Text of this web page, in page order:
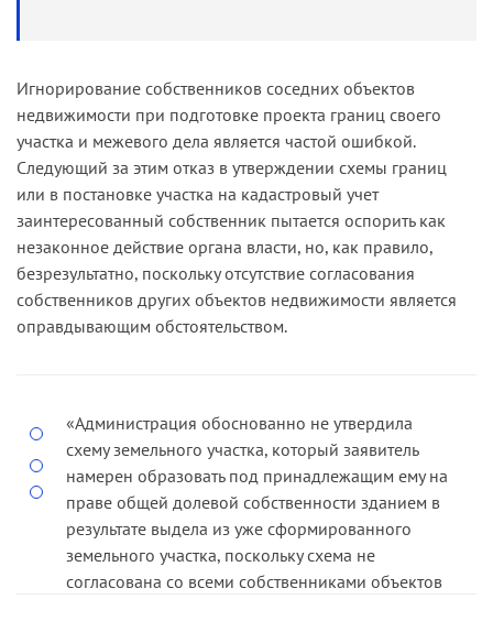
Игнорирование собственников соседних объектов
недвижимости при подготовке проекта границ своего
участка и межевого дела является частой ошибкой.
Следующий за этим отказ в утверждении схемы границ
или в постановке участка на кадастровый учет
заинтересованный собственник пытается оспорить как
незаконное действие органа власти, но, как правило,
безрезультатно, поскольку отсутствие согласования
собственников других объектов недвижимости является
оправдывающим обстоятельством.
«Администрация обоснованно не утвердила
схему земельного участка, который заявитель
намерен образовать под принадлежащим ему на
праве общей долевой собственности зданием в
результате выдела из уже сформированного
земельного участка, поскольку схема не
согласована со всеми собственниками объектов